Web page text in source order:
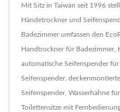
Mit Sitz in Taiwan seit 1996
Händetrockner und
Badezimmer umfassen den
Handtrockner für Badezimmer,
automatische Seifenspender
Seifenspender,
Seifenspender, Wasserhähne
Toilettensitze mit